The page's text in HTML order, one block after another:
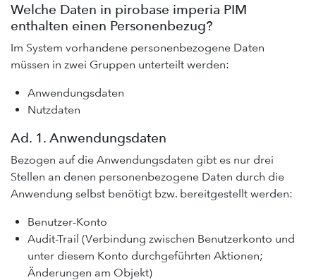
Welche Daten in pirobase imperia PIM
enthalten einen Personenbezug?
Im System vorhandene personenbezogene Daten
müssen in zwei Gruppen unterteilt werden:
Anwendungsdaten
Nutzdaten
Ad. 1. Anwendungsdaten
Bezogen auf die Anwendungsdaten gibt es nur drei
Stellen an denen personenbezogene Daten durch die
Anwendung selbst benötigt bzw. bereitgestellt werden:
Benutzer-Konto
Audit-Trail (Verbindung zwischen Benutzerkonto und
unter diesem Konto durchgeführten Aktionen;
Änderungen am Objekt)